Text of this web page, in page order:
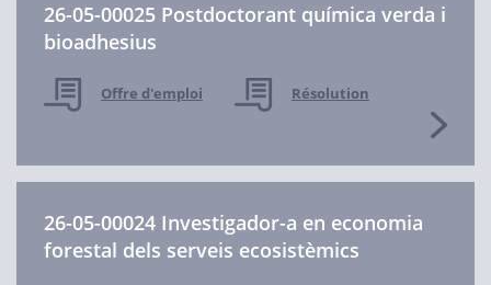
26-05-00025 Postdoctorant química verda i
bioadhesius
Offre d'emploi Résolution
26-05-00024 Investigador-a en economia
forestal dels serveis ecosistèmics